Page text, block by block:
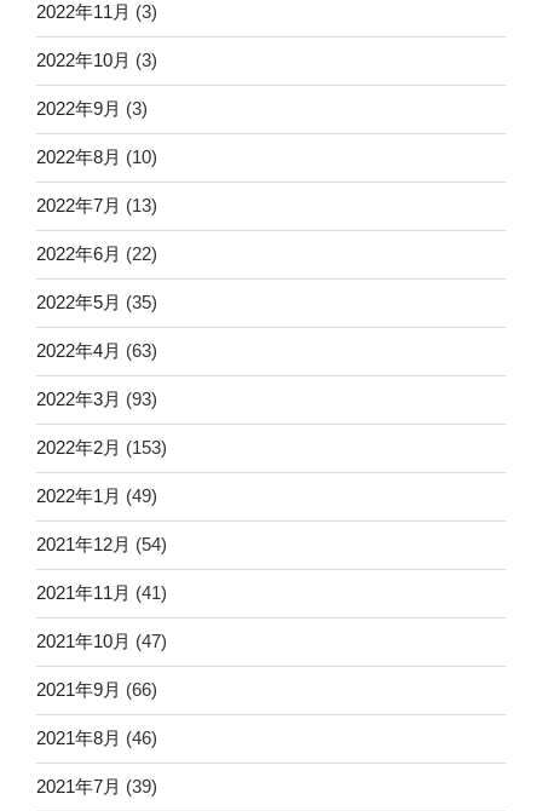
2022年11月 (3)
2022年10月 (3)
2022年9月 (3)
2022年8月 (10)
2022年7月 (13)
2022年6月 (22)
2022年5月 (35)
2022年4月 (63)
2022年3月 (93)
2022年2月 (153)
2022年1月 (49)
2021年12月 (54)
2021年11月 (41)
2021年10月 (47)
2021年9月 (66)
2021年8月 (46)
2021年7月 (39)